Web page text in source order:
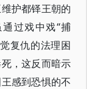
护都铎王朝的
过戏中戏“捕
复仇的法理困
，这反而暗示
感到恐惧的不